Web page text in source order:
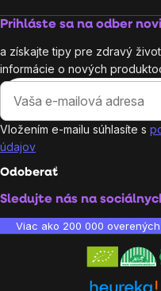
Prihláste sa na odber
a získajte tipy pre zdravý
informácie o nových
Vložením e-mailu súhlasíte s
údajov
Odoberať
Sledujte nás na
Viac ako 200 000